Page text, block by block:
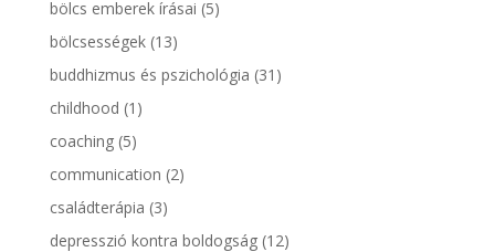
bölcs emberek írásai (5)
bölcsességek(13)
buddhizmus és pszichológia (31)
childhood (1)
coaching(5)
communication (2)
családterápia (3)
depresszió kontra boldogság(12)